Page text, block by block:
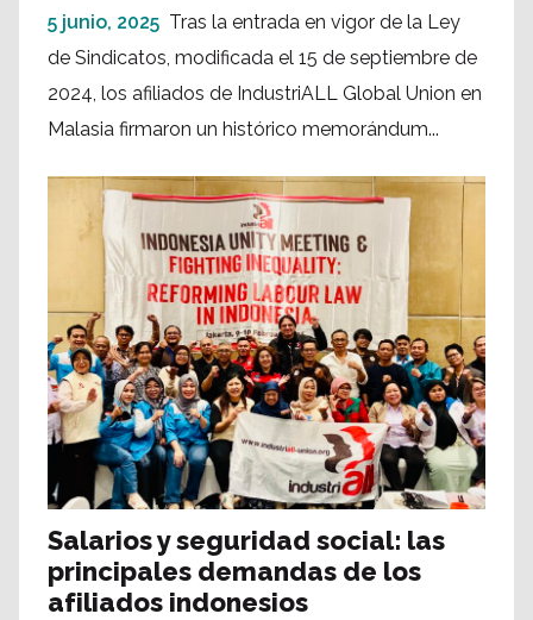
5 junio, 2025 Tras la entrada en vigor de la Ley
de Sindicatos, modificada el 15 de septiembre de
2024, los afiliados de IndustriALL Global Union en
Malasia firmaron un histórico memorándum...
Salarios y seguridad social: las
principales demandas de los
afiliados indonesios